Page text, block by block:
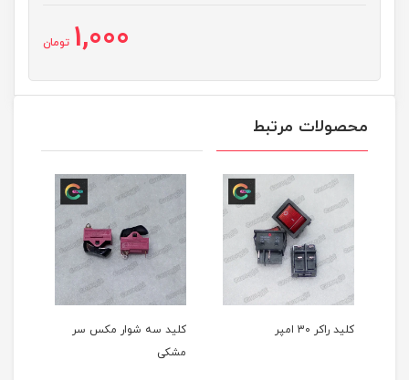
1,000 تومان
محصولات مرتبط
کلید سه شوار مکس سر
کلید سشوار